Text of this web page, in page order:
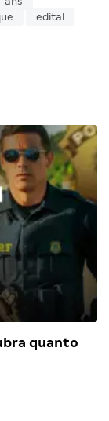
edital
quanto